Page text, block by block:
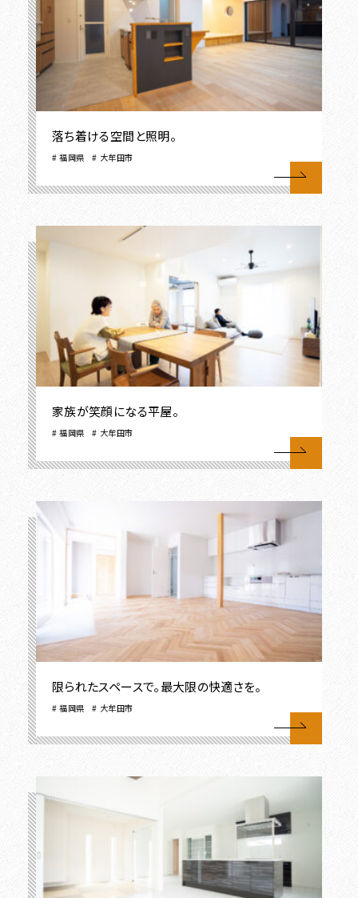
落ち着ける空間と照明。
福岡県 大牟田市
家族が笑顔になる平屋。
福岡県 大牟田市
​限られたスペースで。最大限の快適さを。
福岡県 大牟田市